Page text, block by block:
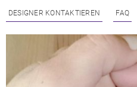
DESIGNER KONTAKTIEREN FAQ